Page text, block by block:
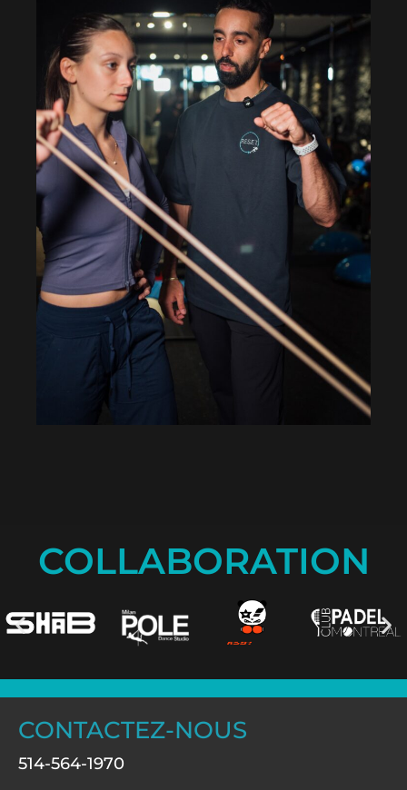
COLLABORATION
CONTACTEZ-NOUS
514-564-1970